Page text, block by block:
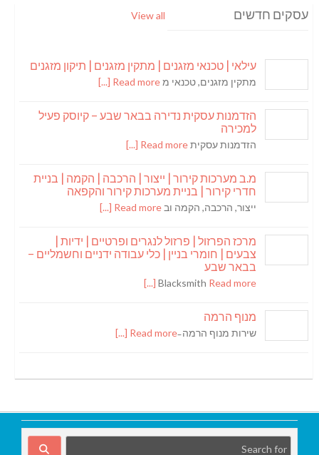
עסקים חדשים View all
עילאי | טכנאי מזגנים | מתקין מזגנים | תיקון מזגנים
מתקין מזגנים, טכנאי מRead more [...]
הזדמנות עסקית נדירה בבאר שבע – קיוסק פעיל
למכירה
הזדמנות עסקיתRead more [...]
מ.ב מערכות קירור | ייצור | הרכבה | הקמה | בניית
חדרי קירור | בניית מערכות קירור והקפאה
ייצור, הרכבה, הקמה וב Read more [...]
מרכז הפרזול | פרזול לנגרים ופרטיים | ידיות |
צבעים | חומרי בניין | כלי עבודה ידניים וחשמליים –
בבאר שבע
Blacksmith Read more [...]
מנוף הרמה
שירות מנוף הרמה ̵Read more [...]